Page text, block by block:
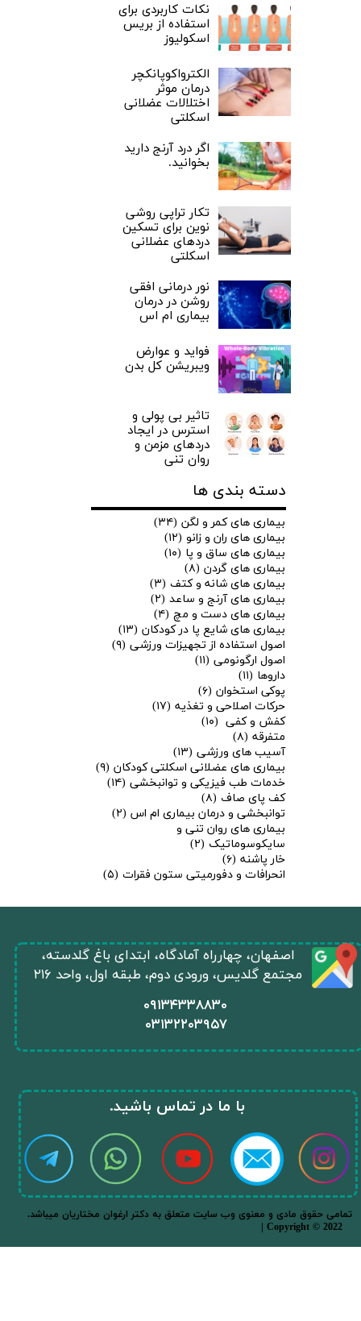
نکات کاربردی برای
استفاده از بریس
اسکولیوز
الکترواکوپانکچر
درمان موثر
اختلالات عضلانی
اسکلتی
اگر درد آرنج دارید
بخوانید.
تکار تراپی روشی
نوین برای تسکین
دردهای عضلانی
اسکلتی
نور درمانی افقی
روشن در درمان
بیماری ام اس
فواید و عوارض
ویبریشن کل بدن
تاثیر بی پولی و
استرس در ایجاد
دردهای مزمن و
روان تنی
دسته بندی ها
بیماری های کمر و لگن (۳۴)
بیماری های ران و زانو (۱۲)
بیماری های ساق و پا (۱۰)
بیماری های گردن (۸)
بیماری های شانه و کتف (۳)
بیماری های آرنج و ساعد (۲)
بیماری های دست و مچ (۴)
بیماری های شایع پا در کودکان (۱۳)
اصول استفاده از تجهیزات ورزشی (۹)
اصول ارگونومی (۱۱)
داروها (۱۱)
پوکی استخوان (۶)
حرکات اصلاحی و تغذیه (۱۷)
کفش و کفی (۱۰)
متفرقه (۸)
آسیب های ورزشی (۱۳)
بیماری های عضلانی اسکلتی کودکان (۹)
خدمات طب فیزیکی و توانبخشی (۱۴)
کف پای صاف (۸)
توانبخشی و درمان بیماری ام اس (۲)
بیماری های روان تنی و
سایکوسوماتیک (۲)
خار پاشنه (۶)
انحرافات و دفورمیتی ستون فقرات (۵)
​۰۹۱۳۴۳۳۸۸۳۰
۰۳۱۳۲۲۰۳۹۵۷
​اصفهان، چهارراه آمادگاه، ابتدای باغ گلدسته،
مجتمع گلدیس، ورودی دوم، طبقه اول، واحد ۲۱۶
​با ما در تماس باشید.​​​​​​​
.تمامی حقوق مادی و معنوی وب سایت متعلق به دکتر ارغوان مختاریان میباشد
| Copyright © 2022